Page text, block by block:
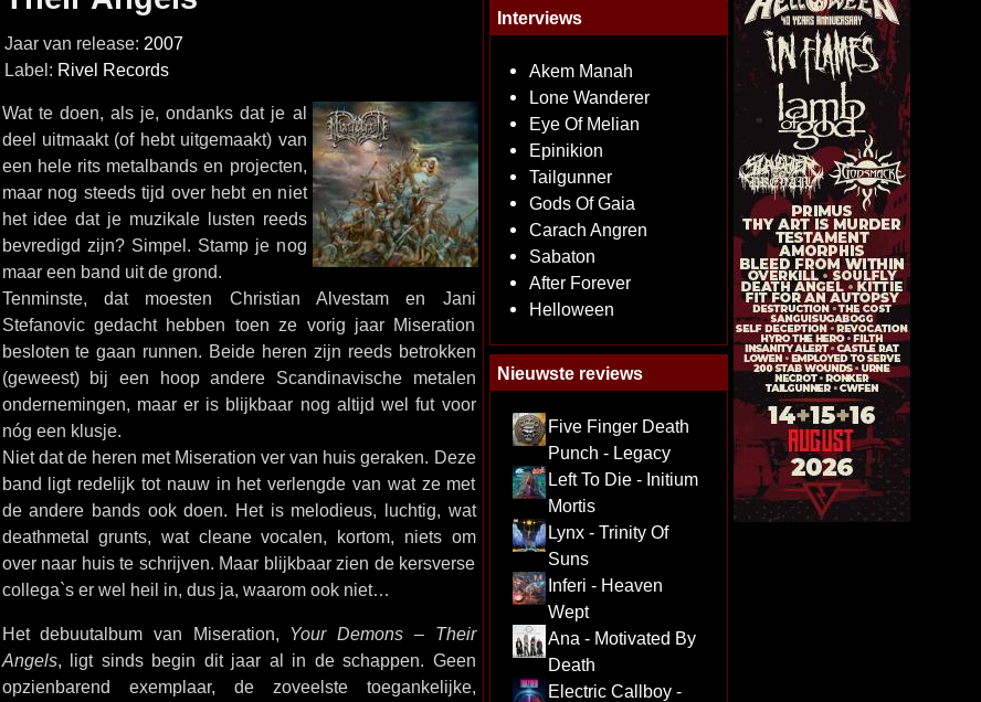
Jaar van release: 2007
Label: Rivel Records
Wat te doen, als je, ondanks dat je al
deel uitmaakt (of hebt uitgemaakt) van
een hele rits metalbands en projecten,
maar nog steeds tijd over hebt en niet
het idee dat je muzikale lusten reeds
bevredigd zijn? Simpel. Stamp je nog
maar een band uit de grond.
Tenminste, dat moesten Christian Alvestam en Jani
Stefanovic gedacht hebben toen ze vorig jaar Miseration
besloten te gaan runnen. Beide heren zijn reeds betrokken
(geweest) bij een hoop andere Scandinavische metalen
ondernemingen, maar er is blijkbaar nog altijd wel fut voor
nóg een klusje.
Niet dat de heren met Miseration ver van huis geraken. Deze
band ligt redelijk tot nauw in het verlengde van wat ze met
de andere bands ook doen. Het is melodieus, luchtig, wat
deathmetal grunts, wat cleane vocalen, kortom, niets om
over naar huis te schrijven. Maar blijkbaar zien de kersverse
collega`s er wel heil in, dus ja, waarom ook niet…
Het debuutalbum van Miseration, Your Demons – Their
Angels, ligt sinds begin dit jaar al in de schappen. Geen
opzienbarend exemplaar, de zoveelste toegankelijke,
Interviews
Akem Manah
Lone Wanderer
Eye Of Melian
Epinikion
Tailgunner
Gods Of Gaia
Carach Angren
Sabaton
After Forever
Helloween
Nieuwste reviews
Five Finger Death
Punch - Legacy
Left To Die - Initium
Mortis
Lynx - Trinity Of
Suns
Inferi - Heaven
Wept
Ana - Motivated By
Death
Electric Callboy -